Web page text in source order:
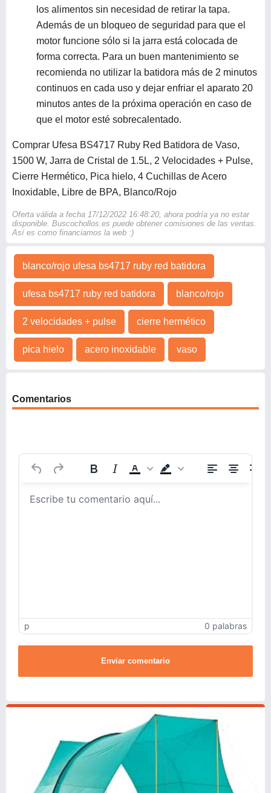
los alimentos sin necesidad de retirar la tapa.
Además de un bloqueo de seguridad para que el
motor funcione sólo si la jarra está colocada de
forma correcta. Para un buen mantenimiento se
recomienda no utilizar la batidora más de 2 minutos
continuos en cada uso y dejar enfriar el aparato 20
minutos antes de la próxima operación en caso de
que el motor esté sobrecalentado.
Comprar Ufesa BS4717 Ruby Red Batidora de Vaso,
1500 W, Jarra de Cristal de 1.5L, 2 Velocidades + Pulse,
Cierre Hermético, Pica hielo, 4 Cuchillas de Acero
Inoxidable, Libre de BPA, Blanco/Rojo
Oferta válida a fecha 17/12/2022 16:48:20, ahora podría ya no estar
disponible. Buscochollos.es puede obtener comisiones de las ventas.
Así es como financiamos la web :)
blanco/rojo ufesa bs4717 ruby red batidora
ufesa bs4717 ruby red batidora blanco/rojo
2 velocidades + pulse cierre hermético
pica hielo acero inoxidable vaso
Comentarios
p 0 palabras
Enviar comentario